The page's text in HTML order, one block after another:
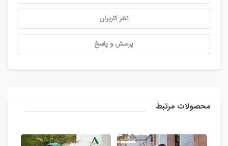
نظر کاربران
پرسش و پاسخ
محصولات مرتبط